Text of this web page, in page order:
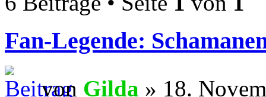
Fan-Legende:
von Gilda » 18.